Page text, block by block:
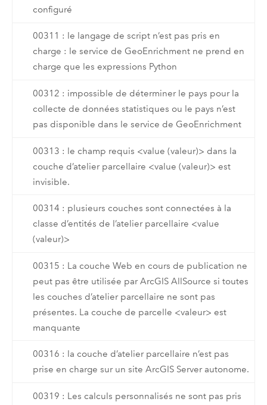
configuré
00311 : le langage de script n’est pas pris en
charge : le service de GeoEnrichment ne prend en
charge que les expressions Python
00312 : impossible de déterminer le pays pour la
collecte de données statistiques ou le pays n’est
pas disponible dans le service de GeoEnrichment
00313 : le champ requis <value (valeur)> dans la
couche d’atelier parcellaire <value (valeur)> est
invisible.
00314 : plusieurs couches sont connectées à la
classe d’entités de l’atelier parcellaire <value
(valeur)>
00315 : La couche Web en cours de publication ne
peut pas être utilisée par ArcGIS AllSource si toutes
les couches d’atelier parcellaire ne sont pas
présentes. La couche de parcelle <valeur> est
manquante
00316 : la couche d’atelier parcellaire n’est pas
prise en charge sur un site ArcGIS Server autonome.
00319 : Les calculs personnalisés ne sont pas pris